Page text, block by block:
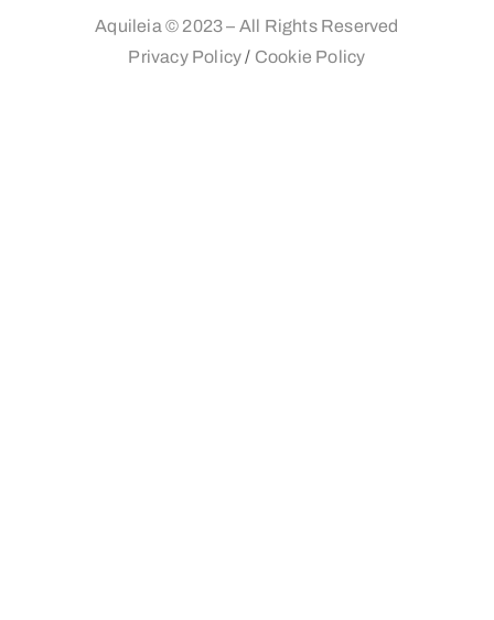
Aquileia © 2023 – All Rights Reserved
Privacy Policy/ Cookie Policy